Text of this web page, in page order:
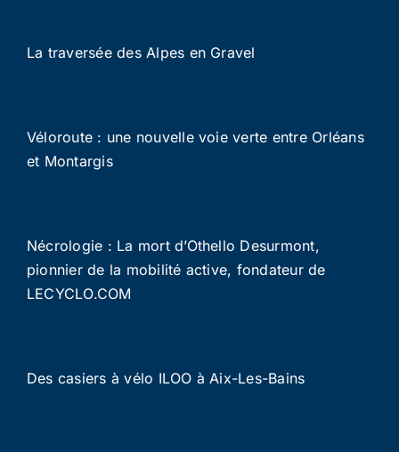
La traversée des Alpes en Gravel
Véloroute : une nouvelle voie verte entre Orléans
et Montargis
Nécrologie : La mort d’Othello Desurmont,
pionnier de la mobilité active, fondateur de
LECYCLO.COM
Des casiers à vélo ILOO à Aix-Les-Bains